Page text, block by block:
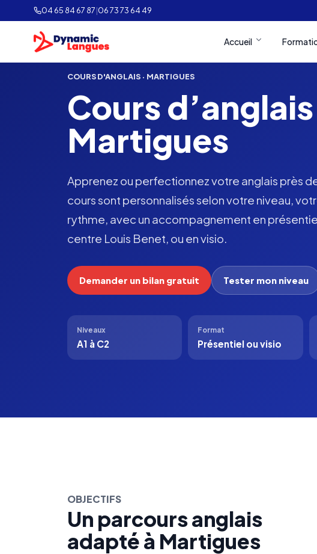
04 65 84 67 87|06 73 73 64 49
Accueil
COURS D'ANGLAIS · MARTIGUES
Cours
Martigues
Apprenez ou perfectionnez votre anglais près
cours sont personnalisés selon votre niveau,
rythme, avec un accompagnement en
centre Louis Benet, ou en visio.
Demander un bilan gratuit Tester mon niveau
Niveaux
A1 à C2
Format
Présentiel ou visio
OBJECTIFS
Un parcours anglais
adapté à Martigues